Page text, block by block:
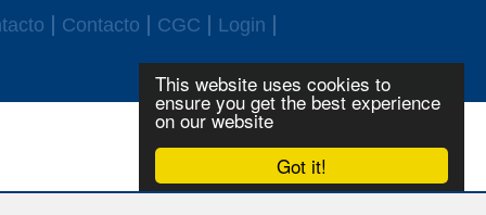
Got it!
This website uses cookies to
ensure you get the best experience
on our website
Contacto CGC Login